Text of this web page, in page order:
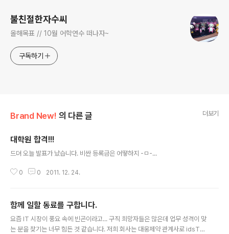
불친절한자수씨
올해목표 // 10월 어학연수 떠나자~
구독하기
Brand New! 의 다른 글 더보기
대학원 합격!!!
드뎌 오늘 발표가 났습니다. 비싼 등록금은 어떻하지 -ㅁ-...
0 0 2011. 12. 24.
함께 일할 동료를 구합니다.
요즘 IT 시장이 풍요 속에 빈곤이라고... 구직 희망자들은 많은데 업무 성격이 맞
는 분을 찾기는 너무 힘든 것 같습니다. 저희 회사는 대웅제약 관계사로 idsTru